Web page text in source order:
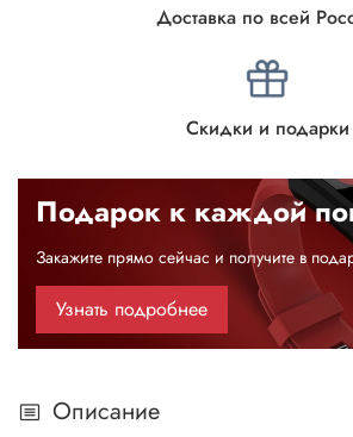
Доставка по всей
Скидки и подарки
Подарок к каждой
Закажите прямо сейчас и получите в
Узнать подробнее
Описание